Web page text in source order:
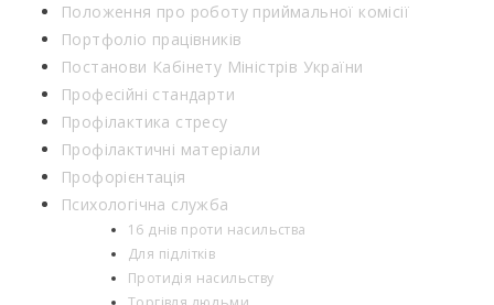
Положення про роботу приймальної комісії
Портфоліо працівників
Постанови Кабінету Міністрів України
Професійні стандарти
Профілактика стресу
Профілактичні матеріали
Профорієнтація
Психологічна служба
16 днів проти насильства
Для підлітків
Протидія насильству